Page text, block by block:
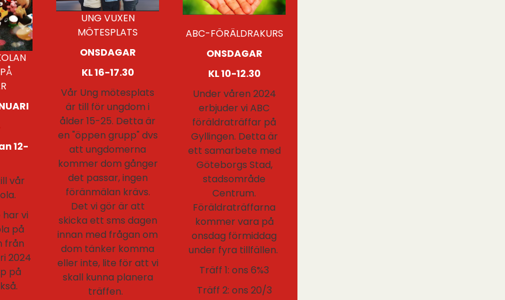
12-
vår
har vi
på
från
2024
på
UNG VUXEN
MÖTESPLATS
ONSDAGAR
KL 16-17.30
Vår Ung mötesplats
är till för ungdom i
ålder 15-25. Detta är
en "öppen grupp" dvs
att ungdomerna
kommer dom gånger
det passar, ingen
föränmälan krävs.
Det vi gör är att
skicka ett sms dagen
innan med frågan om
dom tänker komma
eller inte, lite för att vi
skall kunna planera
träffen.
ABC-FÖRÄLDRAKURS
ONSDAGAR
KL 10-12.30
Under våren 2024
erbjuder vi ABC
föräldraträffar på
Gyllingen. Detta är
ett samarbete med
Göteborgs Stad,
stadsområde
Centrum.
Föräldraträffarna
kommer vara på
onsdag förmiddag
under fyra tillfällen.
Träff 1: ons 6%3
Träff 2: ons 20/3